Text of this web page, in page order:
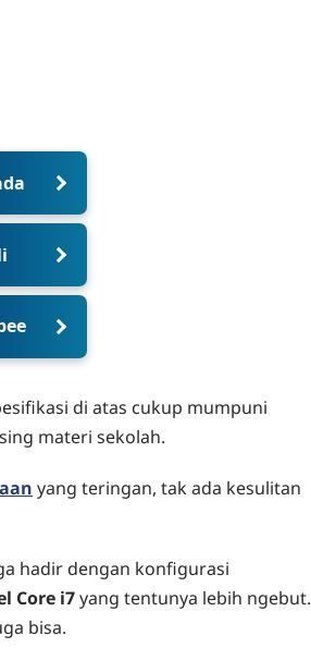
di atas cukup mumpuni
materi sekolah.
yang teringan, tak ada kesulitan
hadir dengan konfigurasi
Core i7yang tentunya lebih ngebut.
bisa.